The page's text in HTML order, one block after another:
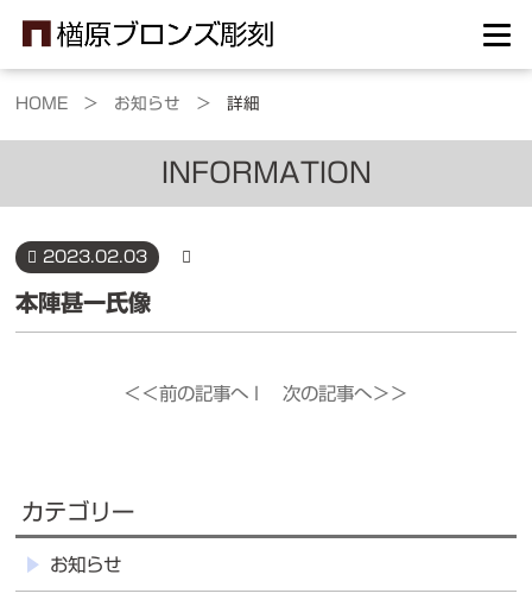
HOME > お知らせ >詳細
INFORMATION
2023.02.03
本陣甚一氏像
＜＜前の記事へ l次の記事へ＞＞
カテゴリー
お知らせ